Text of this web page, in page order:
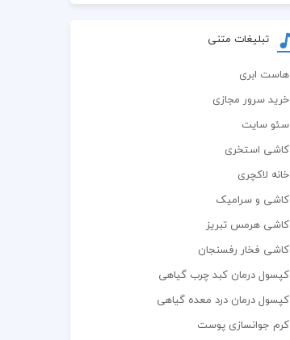
تبلیغات متنی
هاست ابری
خرید سرور مجازی
سئو سایت
کاشی استخری
خانه لاکچری
کاشی و سرامیک
کاشی هرمس تبریز
کاشی فخار رفسنجان
کپسول درمان کبد چرب گیاهی
کپسول درمان درد معده گیاهی
کرم جوانسازی پوست